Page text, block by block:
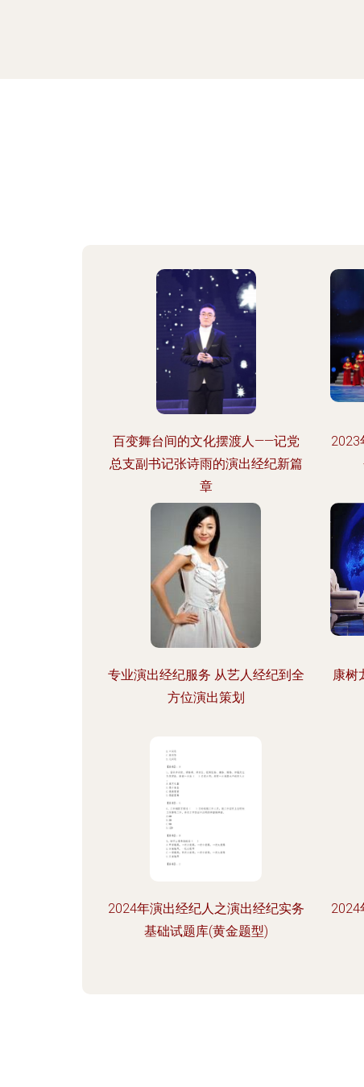
百变舞台间的文化摆渡人——记党
总支副书记张诗雨的演出经纪新篇
章
2023
专业演出经纪服务 从艺人经纪到全
方位演出策划
康树
2024年演出经纪人之演出经纪实务
基础试题库(黄金题型)
2024